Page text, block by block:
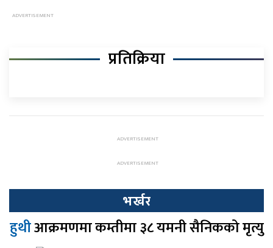
प्रतिक्रिया
भर्खर
हुथीआक्रमणमा कम्तीमा ३८ यमनी सैनिकको मृत्यु